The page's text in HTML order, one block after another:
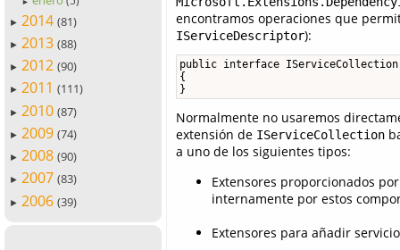
► 2014 (81)
► 2013 (88)
► 2012 (90)
► 2011 (111)
► 2010 (87)
► 2009 (74)
► 2008 (90)
► 2007 (83)
► 2006 (39)
encontramos operaciones que
IServiceDescriptor):
public interface
{
}
Normalmente no usaremos
extensión de IServiceCollection
a uno de los siguientes tipos:
Extensores proporcionados
internamente por estos
Extensores para añadir